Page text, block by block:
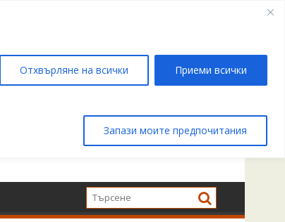
Отхвърляне на всички Приеми всички
Запази моите предпочитания